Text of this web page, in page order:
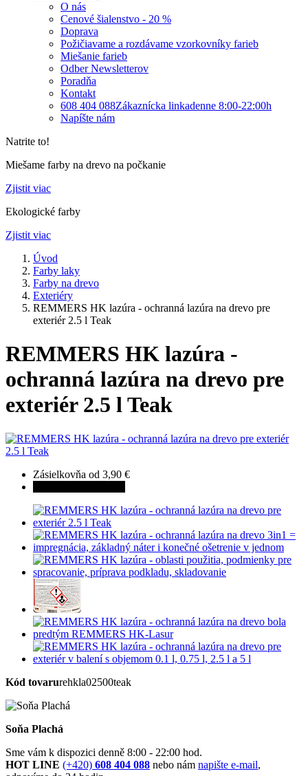
O nás
Cenové šialenstvo - 20 %
Doprava
Požičiavame a rozdávame vzorkovníky farieb
Miešanie farieb
Odber Newsletterov
Poradňa
Kontakt
608 404 088Zákaznícka linkadenne 8:00-22:00h
Napíšte nám
Natrite to!
Miešame farby na drevo na počkanie
Zjistit viac
Ekologické farby
Zjistit viac
Úvod
Farby laky
Farby na drevo
Exteriéry
REMMERS HK lazúra - ochranná lazúra na drevo pre
exteriér 2.5 l Teak
REMMERS HK lazúra -
ochranná lazúra na drevo pre
exteriér 2.5 l Teak
Zásielkovňa od 3,90 €
Kód tovarurehkla02500teak
Soňa Plachá
Sme vám k dispozici denně 8:00 - 22:00 hod.
HOT LINE (+420) 608 404 088 nebo nám napište e-mail,